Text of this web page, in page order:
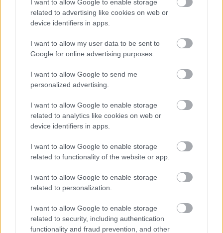
I want to allow Google to enable storage
related to advertising like cookies on web or
device identifiers in apps.
I want to allow my user data to be sent to
Google for online advertising purposes.
I want to allow Google to send me
personalized advertising.
I want to allow Google to enable storage
related to analytics like cookies on web or
device identifiers in apps.
I want to allow Google to enable storage
related to functionality of the website or app.
I want to allow Google to enable storage
related to personalization.
I want to allow Google to enable storage
related to security, including authentication
functionality and fraud prevention, and other
Információink szerint a zalaegerszegi Nikola Serafimov
teljesítménye felkeltette a MOL Fehérvár FC
vezetőinek figyelmét.
Elolvasom
Itt állíthatod be, hogy a Csakfoci az elsők
Tetszett a cikk? Megosztanád?
Link másolása Email küldés
#ÁTIGAZOLÁSOK
#FERENCVÁROS #FTC
#HAZAI